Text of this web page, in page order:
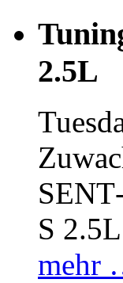
2.5L
S
mehr